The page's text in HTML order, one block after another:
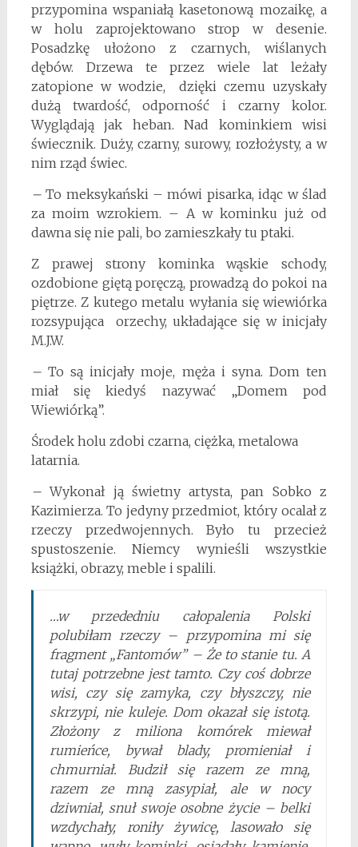
przypomina wspaniałą kasetonową mozaikę, a
w holu zaprojektowano strop w desenie.
Posadzkę ułożono z czarnych, wiślanych
dębów. Drzewa te przez wiele lat leżały
zatopione w wodzie, dzięki czemu uzyskały
dużą twardość, odporność i czarny kolor.
Wyglądają jak heban. Nad kominkiem wisi
świecznik. Duży, czarny, surowy, rozłożysty, a w
nim rząd świec.
–To meksykański – mówi pisarka, idąc w ślad
za moim wzrokiem. – A w kominku już od
dawna się nie pali, bo zamieszkały tu ptaki.
Z prawej strony kominka wąskie schody,
ozdobione giętą poręczą, prowadzą do pokoi na
piętrze. Z kutego metalu wyłania się wiewiórka
rozsypująca orzechy, układające się w inicjały
M.J.W.
–To są inicjały moje, męża i syna. Dom ten
miał się kiedyś nazywać „Domem pod
Wiewiórką”.
Środek holu zdobi czarna, ciężka, metalowa
latarnia.
–Wykonał ją świetny artysta, pan Sobko z
Kazimierza. To jedyny przedmiot, który ocalał z
rzeczy przedwojennych. Było tu przecież
spustoszenie. Niemcy wynieśli wszystkie
książki, obrazy, meble i spalili.
…w przededniu całopalenia Polski
polubiłam rzeczy – przypomina mi się
fragment „Fantomów” – Że to stanie tu. A
tutaj potrzebne jest tamto. Czy coś dobrze
wisi, czy się zamyka, czy błyszczy, nie
skrzypi, nie kuleje. Dom okazał się istotą.
Złożony z miliona komórek miewał
rumieńce, bywał blady, promieniał i
chmurniał. Budził się razem ze mną,
razem ze mną zasypiał, ale w nocy
dziwniał, snuł swoje osobne życie – belki
wzdychały, roniły żywicę, lasowało się